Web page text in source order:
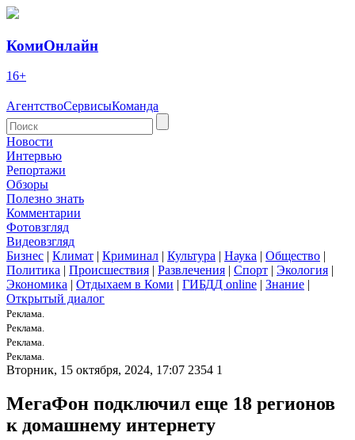
КомиОнлайн
16+
АгентствоСервисыКоманда
Новости
Интервью
Репортажи
Обзоры
Полезно знать
Комментарии
Фотовзгляд
Видеовзгляд
Бизнес | Климат | Криминал | Культура | Наука | Общество |
Политика | Происшествия | Развлечения | Спорт | Экология |
Экономика | Отдыхаем в Коми | ГИБДД online | Знание |
Открытый диалог
Реклама.
Реклама.
Реклама.
Реклама.
Вторник, 15 октября, 2024, 17:07 2354 1
МегаФон подключил еще 18 регионов
к домашнему интернету